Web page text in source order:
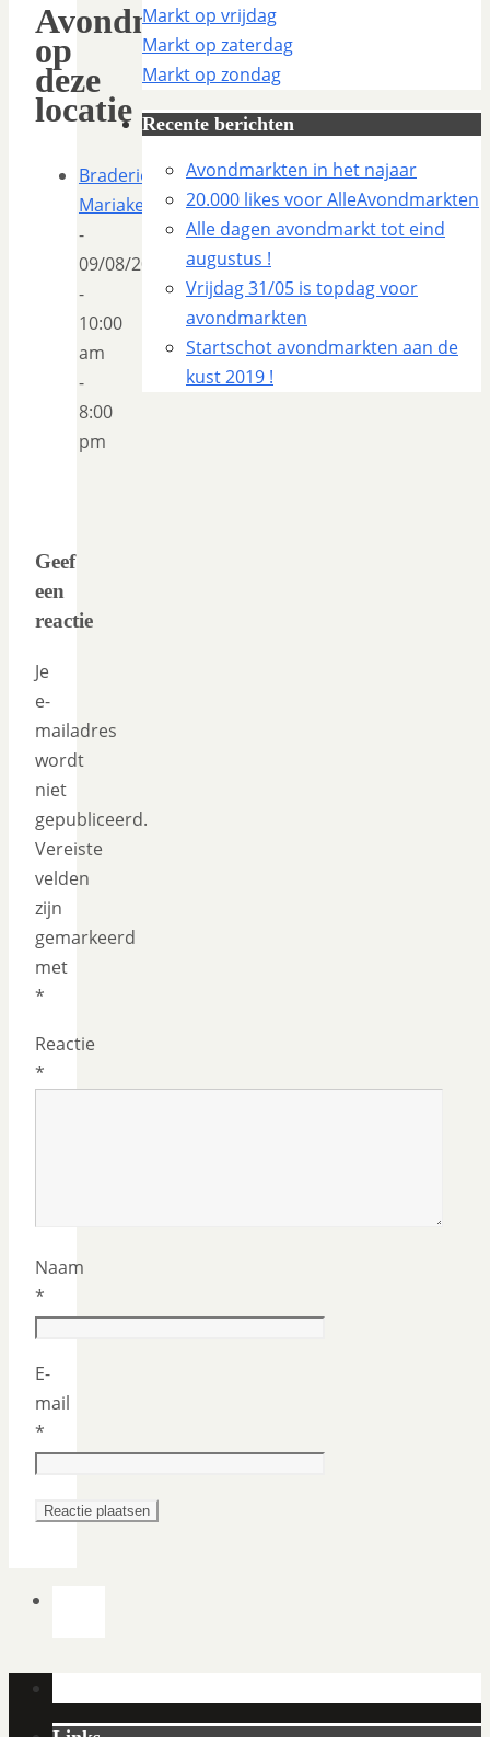
Avondmarkten
op
deze
locatie
Braderie
Mariakerke
-
09/08/2026
-
10:00
am
-
8:00
pm
Geef
een
reactie
Je
e-
mailadres
wordt
niet
gepubliceerd.
Vereiste
velden
zijn
gemarkeerd
met
*
Reactie
*
Naam
*
E-
mail
*
Markt op vrijdag
Markt op zaterdag
Markt op zondag
Recente berichten
Avondmarkten in het najaar
20.000 likes voor AlleAvondmarkten
Alle dagen avondmarkt tot eind
augustus !
Vrijdag 31/05 is topdag voor
avondmarkten
Startschot avondmarkten aan de
kust 2019 !